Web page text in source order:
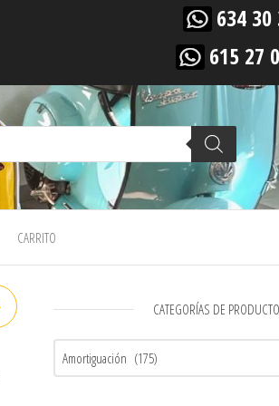
634 30
615 27
CARRITO
CATEGORÍAS DE PRODUCTO
Amortiguación (175)